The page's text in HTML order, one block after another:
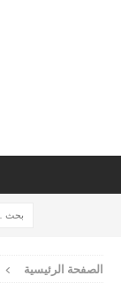
الصفحة الرئيسية